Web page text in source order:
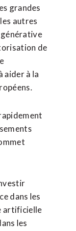
grandes
autres
de
aider à la
dans les
artificielle
les